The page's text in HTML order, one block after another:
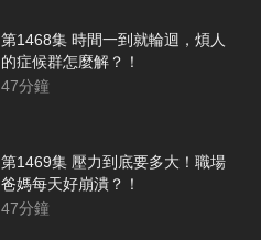
第1468集 時間一到就輪迴，煩人
的症候群怎麼解？！
47分鐘
第1469集 壓力到底要多大！職場
爸媽每天好崩潰？！
47分鐘